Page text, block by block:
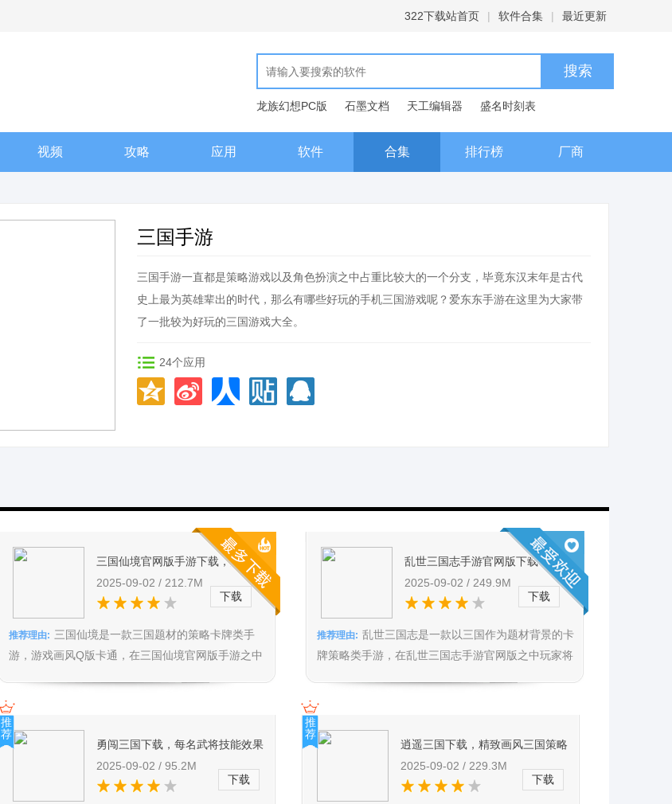
322下载站首页 | 软件合集 | 最近更新
龙族幻想PC版 石墨文档 天工编辑器
盛名时刻表
现代汉语词典
视频 攻略 应用 软件 合集 排行榜 厂商
三国手游
三国手游一直都是策略游戏以及角色扮演之中占重比较大的一个分支，毕竟东汉末年是古代
史上最为英雄辈出的时代，那么有哪些好玩的手机三国游戏呢？爱东东手游在这里为大家带
了一批较为好玩的三国游戏大全。
24个应用
三国仙境官网版手游下载，灵活搭
配显策略，用不同战术感受乱世纷
争热血
2025-09-02 / 212.7M
下载
推荐理由: 三国仙境是一款三国题材的策略卡牌类手
游，游戏画风Q版卡通，在三国仙境官网版手游之中
乱世三国志手游官网版下载，重演
经典战役，体验乱世硝烟战场
2025-09-02 / 249.9M
下载
推荐理由: 乱世三国志是一款以三国作为题材背景的卡
牌策略类手游，在乱世三国志手游官网版之中玩家将
勇闯三国下载，每名武将技能效果
各异，排兵布阵挑战策略极限
2025-09-02 / 95.2M
下载
推
荐
逍遥三国下载，精致画风三国策略
游，恢弘场景带你身临其境逐鹿三
国
2025-09-02 / 229.3M
下载
推
荐